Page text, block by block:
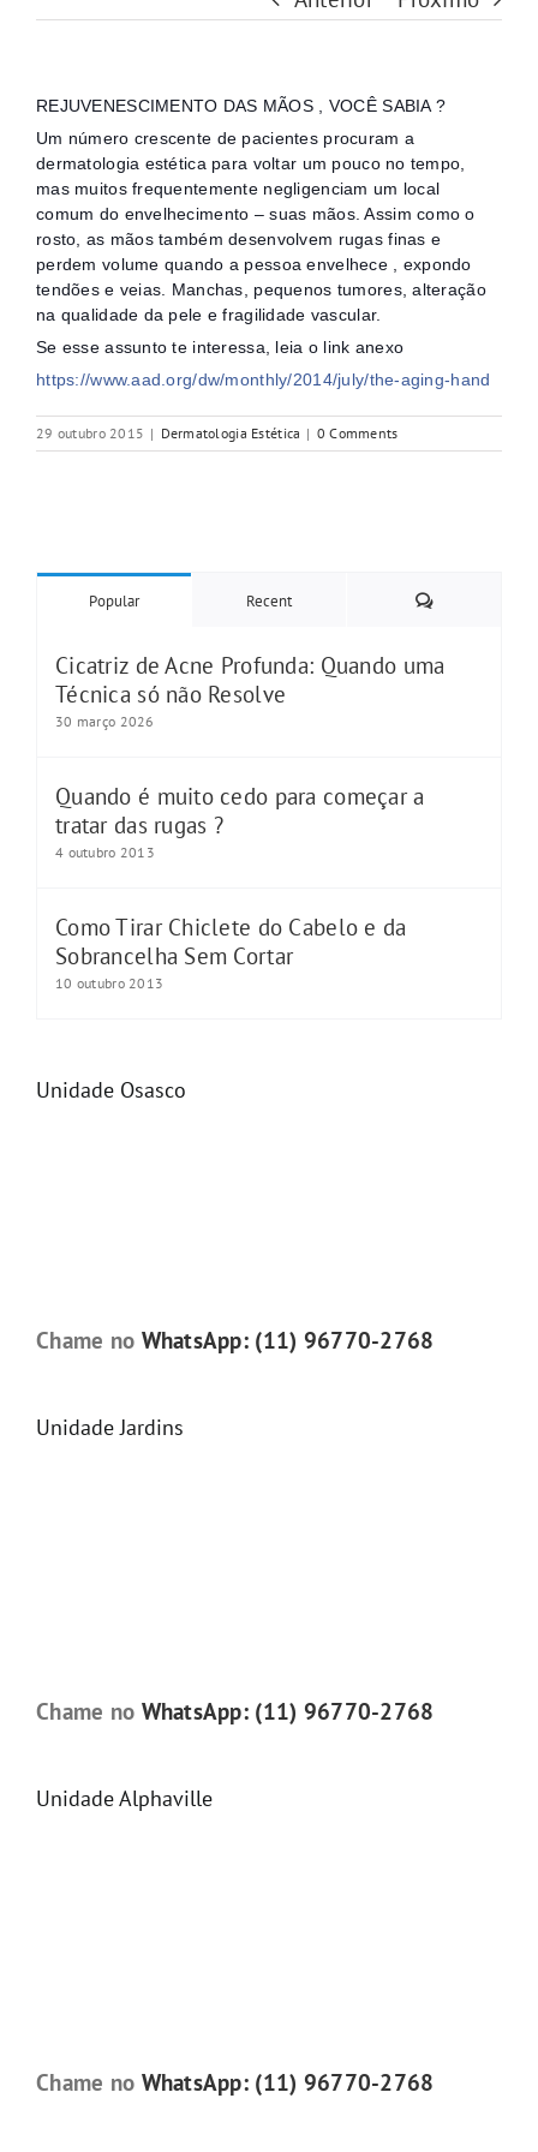
REJUVENESCIMENTO DAS MÃOS , VOCÊ SABIA ?
Um número crescente de pacientes procuram a
dermatologia estética para voltar um pouco no tempo,
mas muitos frequentemente negligenciam um local
comum do envelhecimento – suas mãos. Assim como o
rosto, as mãos também desenvolvem rugas finas e
perdem volume quando a pessoa envelhece , expondo
tendões e veias. Manchas, pequenos tumores, alteração
na qualidade da pele e fragilidade vascular.
Se esse assunto te interessa, leia o link anexo
https://www.aad.org/dw/monthly/2014/july/the-aging-hand
29 outubro 2015 | Dermatologia Estética | 0 Comments
Popular Recent Comments
Cicatriz de Acne Profunda: Quando uma
Técnica só não Resolve
30 março 2026
Quando é muito cedo para começar a
tratar das rugas ?
4 outubro 2013
Como Tirar Chiclete do Cabelo e da
Sobrancelha Sem Cortar
10 outubro 2013
Unidade Osasco
Chame no WhatsApp: (11) 96770-2768
Unidade Jardins
Chame no WhatsApp: (11) 96770-2768
Unidade Alphaville
Chame no WhatsApp: (11) 96770-2768